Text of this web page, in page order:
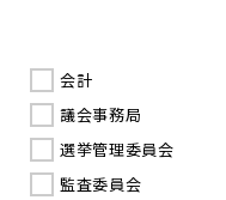
会計
議会事務局
選挙管理委員会
監査委員会